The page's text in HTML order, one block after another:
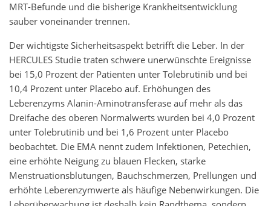
MRT-Befunde und die bisherige Krankheitsentwicklung
sauber voneinander trennen.
Der wichtigste Sicherheitsaspekt betrifft die Leber. In der
HERCULES Studie traten schwere unerwünschte Ereignisse
bei 15,0 Prozent der Patienten unter Tolebrutinib und bei
10,4 Prozent unter Placebo auf. Erhöhungen des
Leberenzyms Alanin-Aminotransferase auf mehr als das
Dreifache des oberen Normalwerts wurden bei 4,0 Prozent
unter Tolebrutinib und bei 1,6 Prozent unter Placebo
beobachtet. Die EMA nennt zudem Infektionen, Petechien,
eine erhöhte Neigung zu blauen Flecken, starke
Menstruationsblutungen, Bauchschmerzen, Prellungen und
erhöhte Leberenzymwerte als häufige Nebenwirkungen. Die